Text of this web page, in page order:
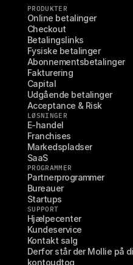
PRODUKTER
Online betalinger
Checkout
Betalingslinks
Fysiske betalinger
Abonnementsbetalinger
Fakturering
Capital
Udgående betalinger
Acceptance & Risk
LØSNINGER
E-handel
Franchises
Markedspladser
SaaS
PROGRAMMER
Partnerprogrammer
Bureauer
Startups
SUPPORT
Hjælpecenter
Kundeservice
Kontakt salg
Derfor står der Mollie på
kontoudtog